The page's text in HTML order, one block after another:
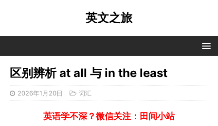
英文之旅
区别辨析 at all 与 in the least
2026年1月20日 词汇
英语学不深？微信关注：田间小站